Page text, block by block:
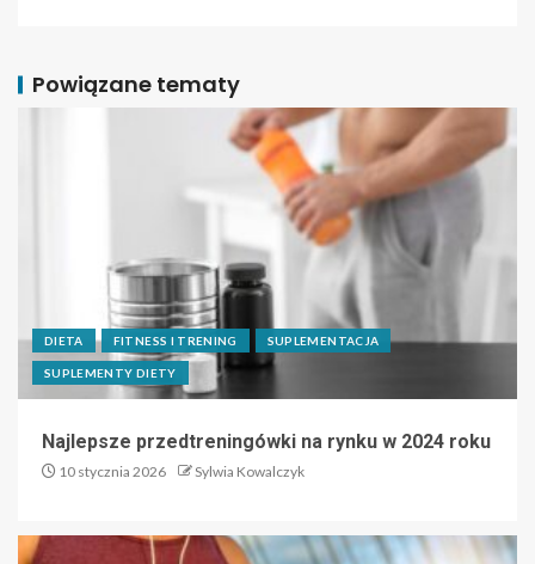
Powiązane tematy
DIETA FITNESS I TRENING SUPLEMENTACJA
SUPLEMENTY DIETY
Najlepsze przedtreningówki na rynku w 2024 roku
10 stycznia 2026 Sylwia Kowalczyk